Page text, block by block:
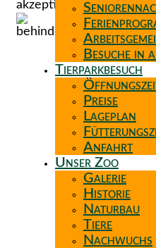
Besuche in
Tierparkbesuch
Preise
Lageplan
Anfahrt
Unser Zoo
Galerie
Historie
Naturbau
Tiere
Nachwuchs